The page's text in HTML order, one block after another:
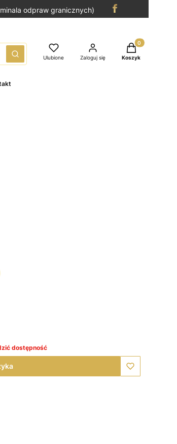
odpraw granicznych)
Szukaj Ulubione Zaloguj się
Produkty w
Koszyk
dostępność